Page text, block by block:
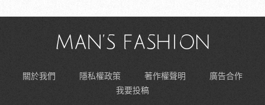
關於我們 隱私權政策 著作權聲明
廣告合作
我要投稿